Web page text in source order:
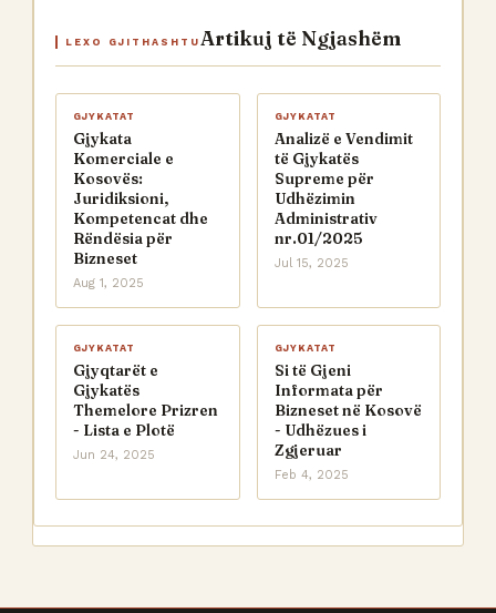
LEXO GJITHASHTU Artikuj të Ngjashëm
GJYKATAT
Gjykata
Komerciale e
Kosovës:
Juridiksioni,
Kompetencat dhe
Rëndësia për
Bizneset
Aug 1, 2025
GJYKATAT
Analizë e Vendimit
të Gjykatës
Supreme për
Udhëzimin
Administrativ
nr.01/2025
Jul 15, 2025
GJYKATAT
Gjyqtarët e
Gjykatës
Themelore Prizren
- Lista e Plotë
Jun 24, 2025
GJYKATAT
Si të Gjeni
Informata për
Bizneset në Kosovë
- Udhëzues i
Zgjeruar
Feb 4, 2025